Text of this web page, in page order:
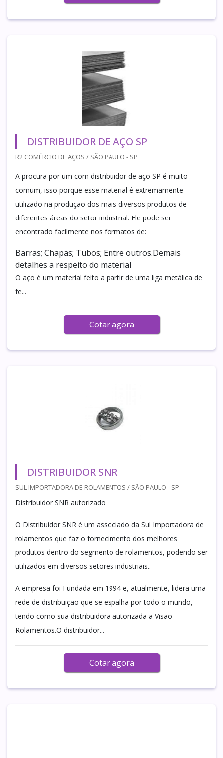
DISTRIBUIDOR DE AÇO SP
R2 COMÉRCIO DE AÇOS / SÃO PAULO - SP
A procura por um com distribuidor de aço SP é muito
comum, isso porque esse material é extremamente
utilizado na produção dos mais diversos produtos de
diferentes áreas do setor industrial. Ele pode ser
encontrado facilmente nos formatos de:
Barras; Chapas; Tubos; Entre outros.Demais
detalhes a respeito do material
O aço é um material feito a partir de uma liga metálica de
fe...
Cotar agora
DISTRIBUIDOR SNR
SUL IMPORTADORA DE ROLAMENTOS / SÃO PAULO - SP
Distribuidor SNR autorizado
O Distribuidor SNR é um associado da Sul Importadora de
rolamentos que faz o fornecimento dos melhores
produtos dentro do segmento de rolamentos, podendo ser
utilizados em diversos setores industriais..
A empresa foi Fundada em 1994 e, atualmente, lidera uma
rede de distribuição que se espalha por todo o mundo,
tendo como sua distribuidora autorizada a Visão
Rolamentos.O distribuidor...
Cotar agora